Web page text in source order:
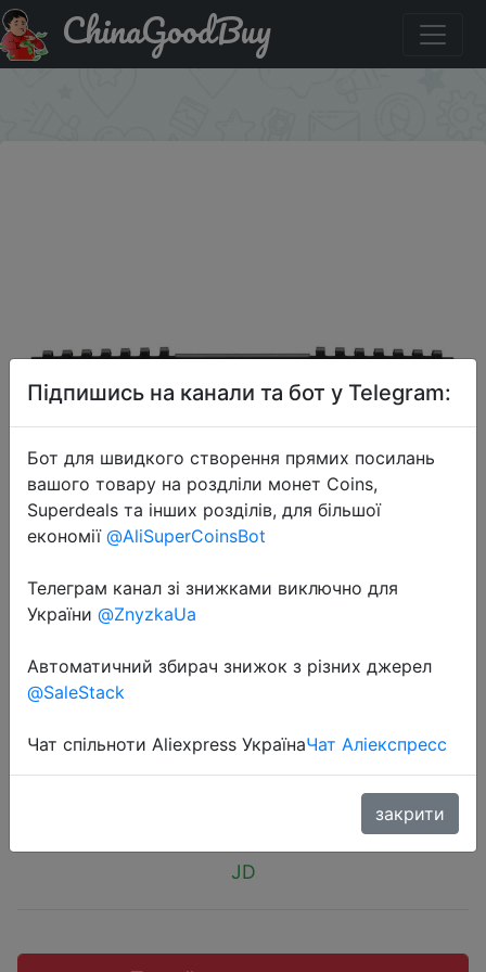
Придбати US Pirate Ship (USCORSAIR) Avenger LPX
DDR4 2400 8GB (4Gx2) Desktop Memory CL14.
ChinaGoodBuy
2018-11-06
Avenger LPX DDR4 2400 8GB
(4Gx2) Desktop Memory CL14.
$57.99
JD
Підпишись на канали та бот у Telegram:
Бот для швидкого створення прямих посилань
вашого товару на роздліли монет Coins,
Superdeals та інших розділів, для більшої
економії @AliSuperCoinsBot
Телеграм канал зі знижками виключно для
України @ZnyzkaUa
Автоматичний збирач знижок з різних джерел
@SaleStack
Чат спільноти Aliexpress УкраїнаЧат Аліекспресс
закрити